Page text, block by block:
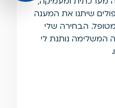
שיתנו את המענה
הבחירה שלי
המשלימה נותנת לי